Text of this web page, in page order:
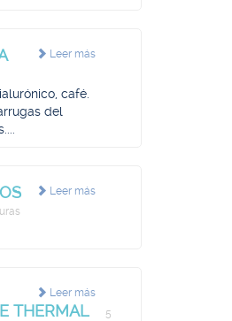
Leer más
café.
del
Leer más
Leer más
THERMAL
5